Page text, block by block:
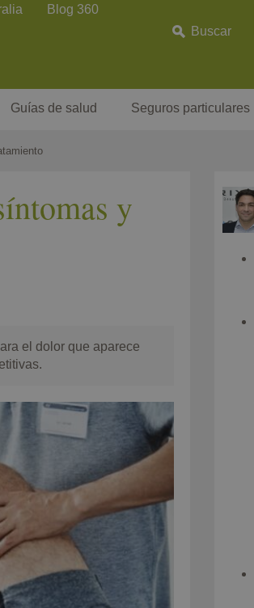
Blog 360
Buscar
Guías de salud Seguros particulares
y
el dolor que aparece